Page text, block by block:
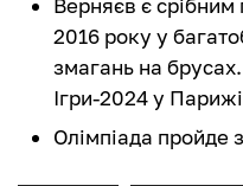
Верняєв є
2016 року у
змагань на
Ігри-2024 у
Олімпіада пройде